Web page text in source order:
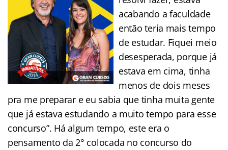
acabando a faculdade
então teria mais tempo
de estudar. Fiquei meio
desesperada, porque já
estava em cima, tinha
menos de dois meses
pra me preparar e eu sabia que tinha muita gente
que já estava estudando a muito tempo para esse
concurso”. Há algum tempo, este era o
pensamento da 2° colocada no concurso do